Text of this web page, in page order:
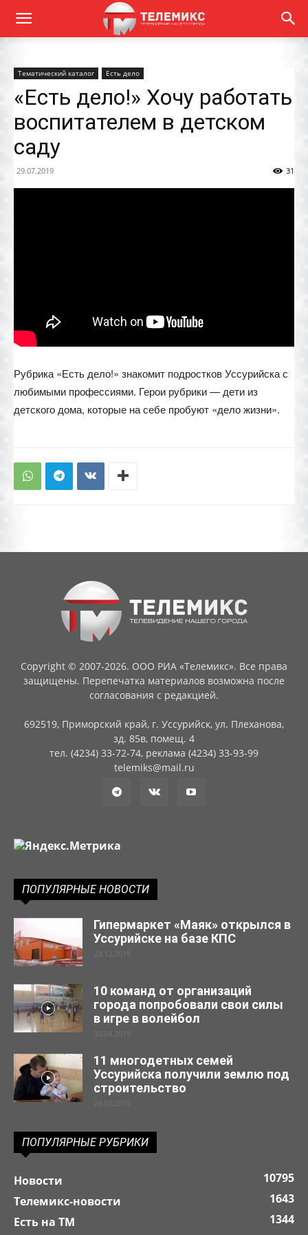
Тематический каталог Есть дело
«Есть дело!» Хочу работать
воспитателем в детском
саду
29.07.2019 31
Рубрика «Есть дело!» знакомит подростков Уссурийска с
любимыми профессиями. Герои рубрики — дети из
детского дома, которые на себе пробуют «дело жизни».
Copyright © 2007-2026. ООО РИА «Телемикс». Все права
защищены. Перепечатка материалов возможна после
согласования с редакцией.
692519, Приморский край, г. Уссурийск, ул. Плеханова,
зд. 85в, помещ. 4
тел. (4234) 33-72-74, реклама (4234) 33-93-99
telemiks@mail.ru
ПОПУЛЯРНЫЕ НОВОСТИ
Гипермаркет «Маяк» открылся в
Уссурийске на базе КПС
23.12.2019
10 команд от организаций
города попробовали свои силы
в игре в волейбол
30.04.2019
11 многодетных семей
Уссурийска получили землю под
строительство
29.03.2019
ПОПУЛЯРНЫЕ РУБРИКИ
Новости
10795
Телемикс-новости
1643
Есть на ТМ
1344